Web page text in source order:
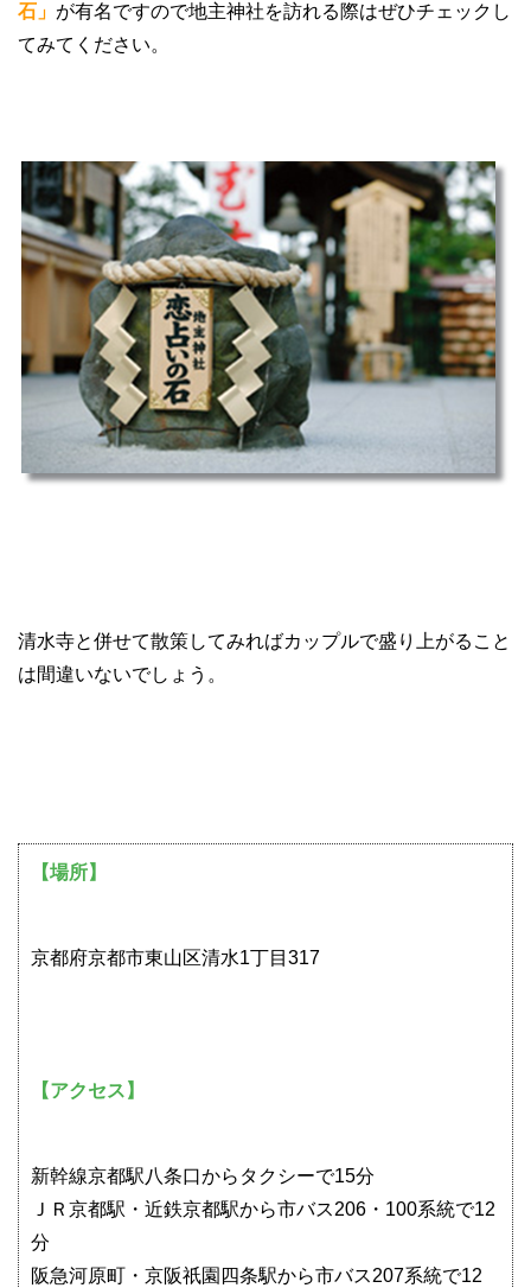
石」 が有名ですので地主神社を訪れる際はぜひチェックし
てみてください。
清水寺と併せて散策してみればカップルで盛り上がること
は間違いないでしょう。
【場所】
京都府京都市東山区清水1丁目317
【アクセス】
新幹線京都駅八条口からタクシーで15分
ＪＲ京都駅・近鉄京都駅から市バス206・100系統で12
分
阪急河原町・京阪祇園四条駅から市バス207系統で12